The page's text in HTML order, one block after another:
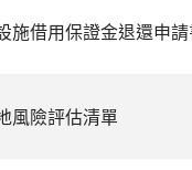
施借用保證金退還申
風險評估清單